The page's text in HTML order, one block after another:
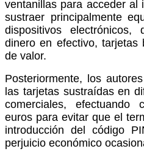
ventanillas para acceder al
sustraer principalmente
dispositivos electrónicos,
dinero en efectivo, tarjetas
de valor.
Posteriormente, los
las tarjetas sustraídas en
comerciales,
euros para evitar que el
introducción del código
perjuicio económico